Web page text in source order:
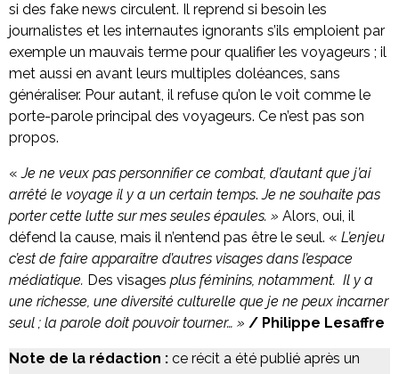
si des fake news circulent. Il reprend si besoin les
journalistes et les internautes ignorants s’ils emploient par
exemple un mauvais terme pour qualifier les voyageurs ; il
met aussi en avant leurs multiples doléances, sans
généraliser. Pour autant, il refuse qu’on le voit comme le
porte-parole principal des voyageurs. Ce n’est pas son
propos.
«Je ne veux pas personnifier ce combat, d’autant que j’ai
arrêté le voyage il y a un certain temps.Je ne souhaite pas
porter cette lutte sur mes seules épaules. » Alors, oui, il
défend la cause, mais il n’entend pas être le seul. « L’enjeu
c’est de faire apparaître d’autres visages dans l’espace
médiatique. Des visages plus féminins, notamment. Il y a
une richesse, une diversité culturelle que je ne peux incarner
seul ; la parole doit pouvoir tourner… » / Philippe Lesaffre
Note de la rédaction : ce récit a été publié après un